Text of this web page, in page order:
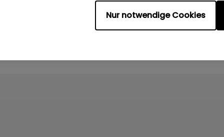
Nur notwendige Cookies